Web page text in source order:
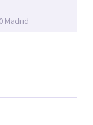
para el
Madrid